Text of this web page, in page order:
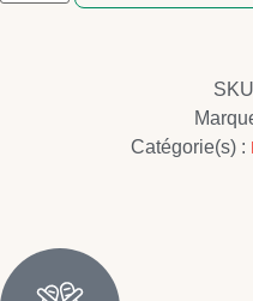
Catégorie(s) :